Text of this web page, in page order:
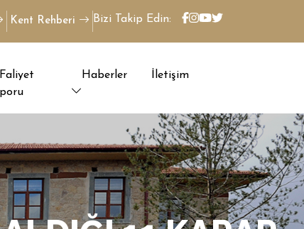
Kent Rehberi Bizi Takip Edin:
Faliyet
Haberler İletişim